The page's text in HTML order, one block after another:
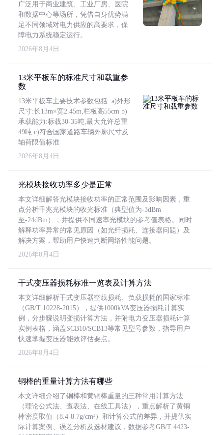
广泛用于商业建筑、工业厂房、医院
和数据中心等场所，凭借自身优势满
足不同领域对电力供应的高要求，保
障电力系统稳定运行。
2026年8月4日
13米平板车的标准尺寸和载重参
数
13米平板车主要技术参数包括: a)外形
尺寸:长13m×宽2.45m,栏板高55cm b)
承载能力:标载30-35吨,最大允许总重
49吨 c)符合国家道路车辆外廓尺寸及
轴荷限值标准
2026年8月4日
光模块接收功率多少是正常
本文详细解答光模块接收功率的正常范围及影响因素，重
点分析千兆光模块的收光标准（典型值为-3dBm
至-24dBm），并提供不同速率光模块的参考值表格。同时
解释功率异常的常见原因（如光纤损耗、连接器问题）及
解决方案，帮助用户快速判断网络性能问题。
2026年8月4日
干式变压器损耗标准一览表及计算方法
本文详细解析干式变压器空载损耗、负载损耗的国家标准
（GB/T 10228-2015），提供1000kVA变压器损耗计算实
例，分步骤说明变损计算方法，并附电力变压器损耗计算
实例表格，涵盖SCB10/SCB13等常见型号参数，指导用户
快速掌握变压器能效评估要点。
2026年8月4日
铜棒的重量计算方法有哪些
本文详细介绍了铜棒和黄铜棒重量的三种常用计算方法
（理论公式法、查表法、在线工具法），重点解析了黄铜
棒密度取值（8.4-8.7g/cm³）和计算公式的差异，并提供实
际计算案例、误差分析及选材建议，数据参考GB/T 4423-